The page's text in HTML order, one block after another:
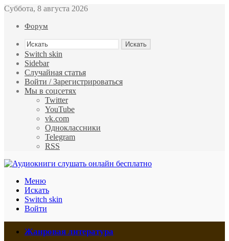
Суббота, 8 августа 2026
Форум
Искать
Switch skin
Sidebar
Случайная статья
Войти / Зарегистрироваться
Мы в соцсетях
Twitter
YouTube
vk.com
Одноклассники
Telegram
RSS
Меню
Искать
Switch skin
Войти
Жанровая литература